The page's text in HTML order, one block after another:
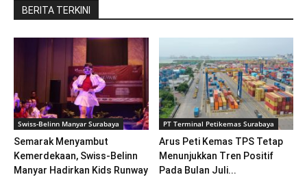
BERITA TERKINI
Swiss-Belinn Manyar Surabaya
Semarak Menyambut
Kemerdekaan, Swiss-Belinn
Manyar Hadirkan Kids Runway
PT Terminal Petikemas Surabaya
Arus Peti Kemas TPS Tetap
Menunjukkan Tren Positif
Pada Bulan Juli...